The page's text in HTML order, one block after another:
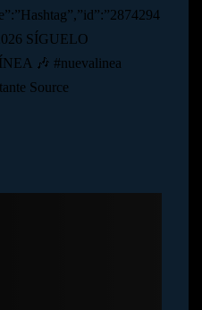
SÍGUELO
🎶 #nuevalinea
Source